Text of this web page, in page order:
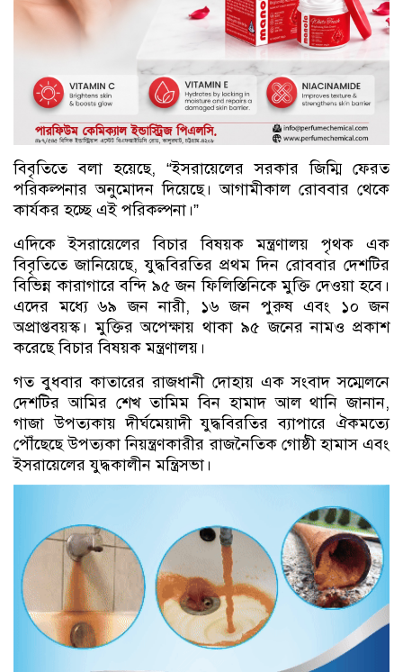
বিবৃতিতে বলা হয়েছে, “ইসরায়েলের সরকার জিম্মি ফেরত
পরিকল্পনার অনুমোদন দিয়েছে। আগামীকাল রোববার থেকে
কার্যকর হচ্ছে এই পরিকল্পনা।”
এদিকে ইসরায়েলের বিচার বিষয়ক মন্ত্রণালয় পৃথক এক
বিবৃতিতে জানিয়েছে, যুদ্ধবিরতির প্রথম দিন রোববার দেশটির
বিভিন্ন কারাগারে বন্দি ৯৫ জন ফিলিস্তিনিকে মুক্তি দেওয়া হবে।
এদের মধ্যে ৬৯ জন নারী, ১৬ জন পুরুষ এবং ১০ জন
অপ্রাপ্তবয়স্ক। মুক্তির অপেক্ষায় থাকা ৯৫ জনের নামও প্রকাশ
করেছে বিচার বিষয়ক মন্ত্রণালয়।
গত বুধবার কাতারের রাজধানী দোহায় এক সংবাদ সম্মেলনে
দেশটির আমির শেখ তামিম বিন হামাদ আল থানি জানান,
গাজা উপত্যকায় দীর্ঘমেয়াদী যুদ্ধবিরতির ব্যাপারে ঐকমত্যে
পৌঁছেছে উপত্যকা নিয়ন্ত্রণকারীর রাজনৈতিক গোষ্ঠী হামাস এবং
ইসরায়েলের যুদ্ধকালীন মন্ত্রিসভা।